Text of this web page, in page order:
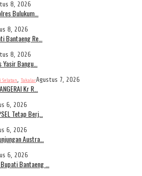
8, 2026
Bulukum…
8, 2026
Bantaeng Re…
8, 2026
Bangu…
Selatan, TakalarAgustus 7, 2026
Kr R…
6, 2026
Tetap Berj…
6, 2026
Austra…
6, 2026
Bantaeng …